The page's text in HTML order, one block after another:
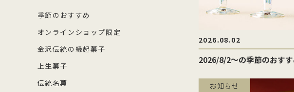
2026.08.02
2026/8/2〜の季節のおす
お知らせ
季節のおすすめ
オンラインショップ限定
金沢伝統の縁起菓子
上生菓子
伝統名菓